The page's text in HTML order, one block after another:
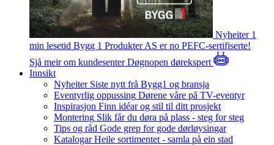
Nyheiter 1
min lesetid Bygg 1 Produkter AS er no PEFC-sertifiserte!
Sjå meir om kundesenterDøgnopen dørekspert
Innsikt
Nyheiter Siste nytt frå Bygg1 og bransja
Eventyrlig oppussing Dørene våre på TV-eventyr
Inspirasjon Finn idéar og stil til ditt prosjekt
Montering Slik får du døra på plass - steg for steg
Tips og råd Gode grep for gode dørløysingar
Katalogar Heile sortimentet - samla på ein stad